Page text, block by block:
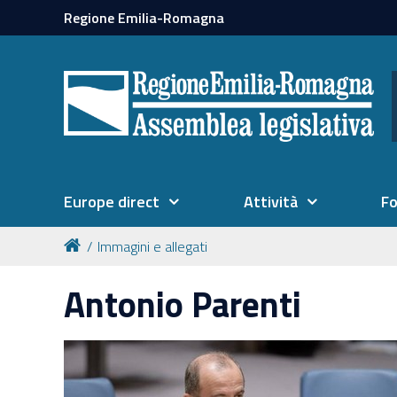
Regione Emilia-Romagna
Europe direct Attività
Immagini e allegati
Antonio Parenti